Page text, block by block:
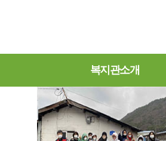
복지관소개